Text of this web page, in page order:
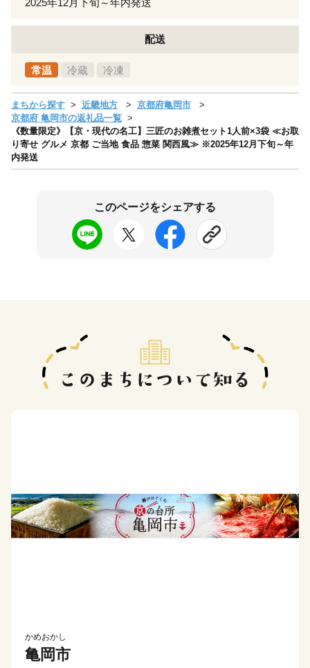
配送
常温 冷蔵 冷凍
まちから探す 近畿地方
京都府亀岡市
京都府 亀岡市の返礼品一覧
《数量限定》【京・現代の名工】三匠のお雑煮セット1人前×3袋 ≪お取
り寄せ グルメ 京都 ご当地 食品 惣菜 関西風≫ ※2025年12月下旬～年
内発送
このページをシェアする
かめおかし
亀岡市